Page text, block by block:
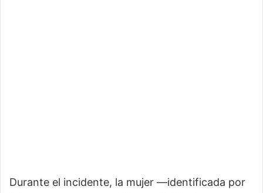
Durante el incidente, la mujer —identificada por